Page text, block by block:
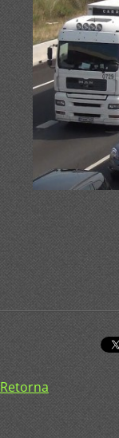
Retorna